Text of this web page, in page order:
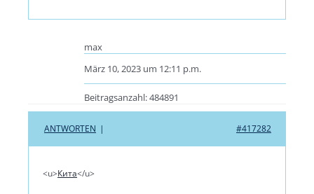
max
März 10, 2023 um 12:11 p.m.
Beitragsanzahl: 484891
#417282
ANTWORTEN |
<u>Кита</u>